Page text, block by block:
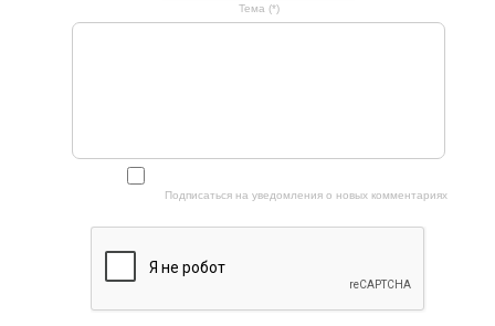
Тема (*)
Подписаться на уведомления о новых комментариях